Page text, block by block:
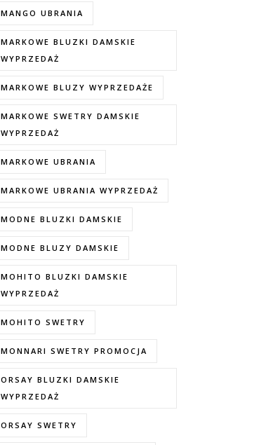
MANGO UBRANIA
MARKOWE BLUZKI DAMSKIE
WYPRZEDAŻ
MARKOWE BLUZY WYPRZEDAŻE
MARKOWE SWETRY DAMSKIE
WYPRZEDAŻ
MARKOWE UBRANIA
MARKOWE UBRANIA WYPRZEDAŻ
MODNE BLUZKI DAMSKIE
MODNE BLUZY DAMSKIE
MOHITO BLUZKI DAMSKIE
WYPRZEDAŻ
MOHITO SWETRY
MONNARI SWETRY PROMOCJA
ORSAY BLUZKI DAMSKIE
WYPRZEDAŻ
ORSAY SWETRY